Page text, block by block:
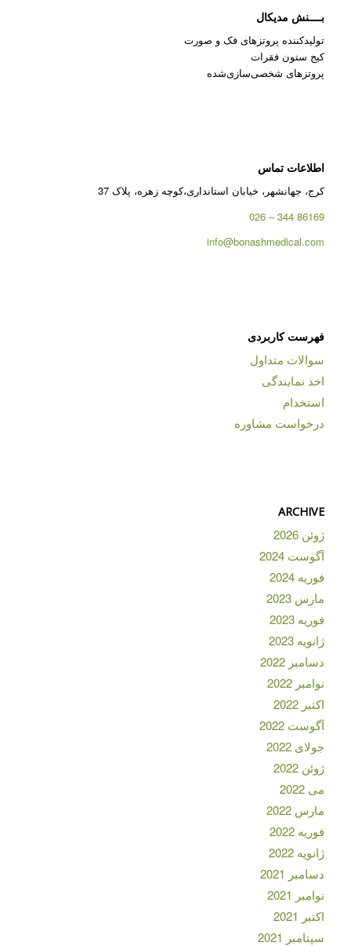
بــــنش مدیکال
تولیدکننده پروتزهای فک و صورت
کیج ستون فقرات
پروتزهای شخصی‌سازی‌شده
اطلاعات تماس
کرج، جهانشهر، خیابان استانداری،کوچه زهره، پلاک 37
86169 344 – 026
info@bonashmedical.com
فهرست کاربردی
سوالات متداول
اخذ نمایندگی
استخدام
درخواست مشاوره
ARCHIVE
ژوئن 2026
آگوست 2024
فوریه 2024
مارس 2023
فوریه 2023
ژانویه 2023
دسامبر 2022
نوامبر 2022
اکتبر 2022
آگوست 2022
جولای 2022
ژوئن 2022
می 2022
مارس 2022
فوریه 2022
ژانویه 2022
دسامبر 2021
نوامبر 2021
اکتبر 2021
سپتامبر 2021